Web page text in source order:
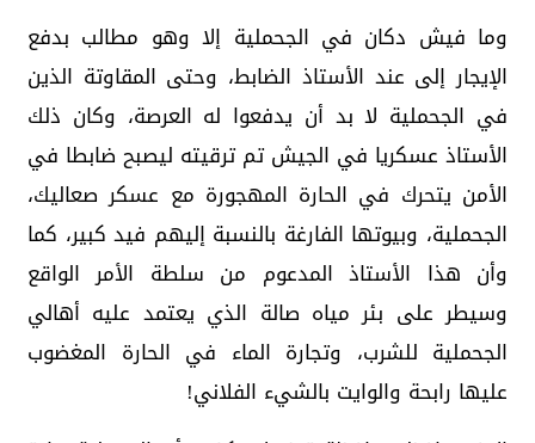
وما فيش دكان في الجحملية إلا وهو مطالب بدفع
الإيجار إلى عند الأستاذ الضابط، وحتى المقاوتة الذين
في الجحملية لا بد أن يدفعوا له العرصة، وكان ذلك
الأستاذ عسكريا في الجيش تم ترقيته ليصبح ضابطا في
الأمن يتحرك في الحارة المهجورة مع عسكر صعاليك،
الجحملية، وبيوتها الفارغة بالنسبة إليهم فيد كبير، كما
وأن هذا الأستاذ المدعوم من سلطة الأمر الواقع
وسيطر على بئر مياه صالة الذي يعتمد عليه أهالي
الجحملية للشرب، وتجارة الماء في الحارة المغضوب
عليها رابحة والوايت بالشيء الفلاني!